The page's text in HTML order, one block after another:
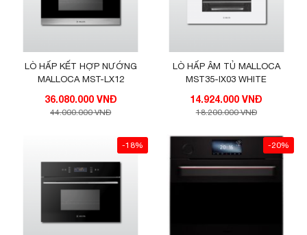
LÒ HẤP KẾT HỢP NƯỚNG
MALLOCA MST-LX12
36.080.000 VNĐ
44.000.000 VNĐ
LÒ HẤP ÂM TỦ MALLOCA
MST35-IX03 WHITE
14.924.000 VNĐ
18.200.000 VNĐ
-18% -20%